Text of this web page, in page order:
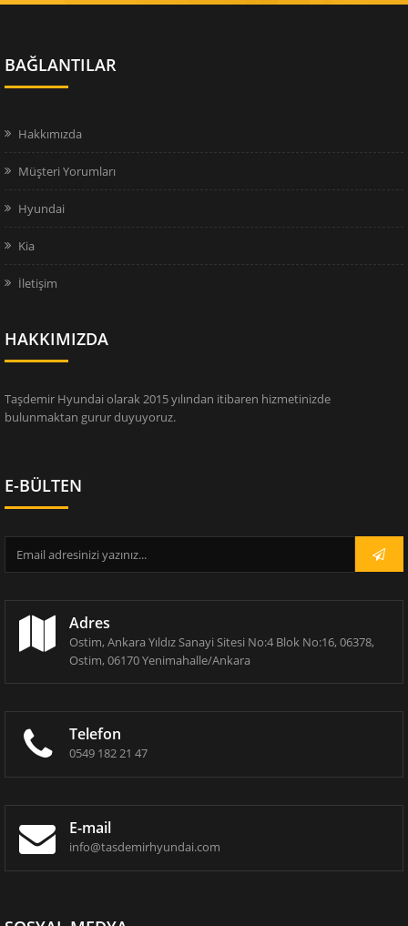
BAĞLANTILAR
Hakkımızda
Müşteri Yorumları
Hyundai
Kia
İletişim
HAKKIMIZDA
Taşdemir Hyundai olarak 2015 yılından itibaren hizmetinizde
bulunmaktan gurur duyuyoruz.
E-BÜLTEN
Adres
Ostim, Ankara Yıldız Sanayi Sitesi No:4 Blok No:16, 06378,
Ostim, 06170 Yenimahalle/Ankara
Telefon
0549 182 21 47
E-mail
info@tasdemirhyundai.com